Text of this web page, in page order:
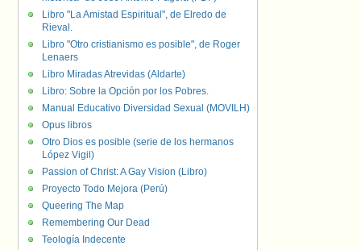
Libro "La Amistad Espiritual", de Elredo de
Rieval.
Libro "Otro cristianismo es posible", de Roger
Lenaers
Libro Miradas Atrevidas (Aldarte)
Libro: Sobre la Opción por los Pobres.
Manual Educativo Diversidad Sexual (MOVILH)
Opus libros
Otro Dios es posible (serie de los hermanos
López Vigil)
Passion of Christ: A Gay Vision (Libro)
Proyecto Todo Mejora (Perú)
Queering The Map
Remembering Our Dead
Teología Indecente